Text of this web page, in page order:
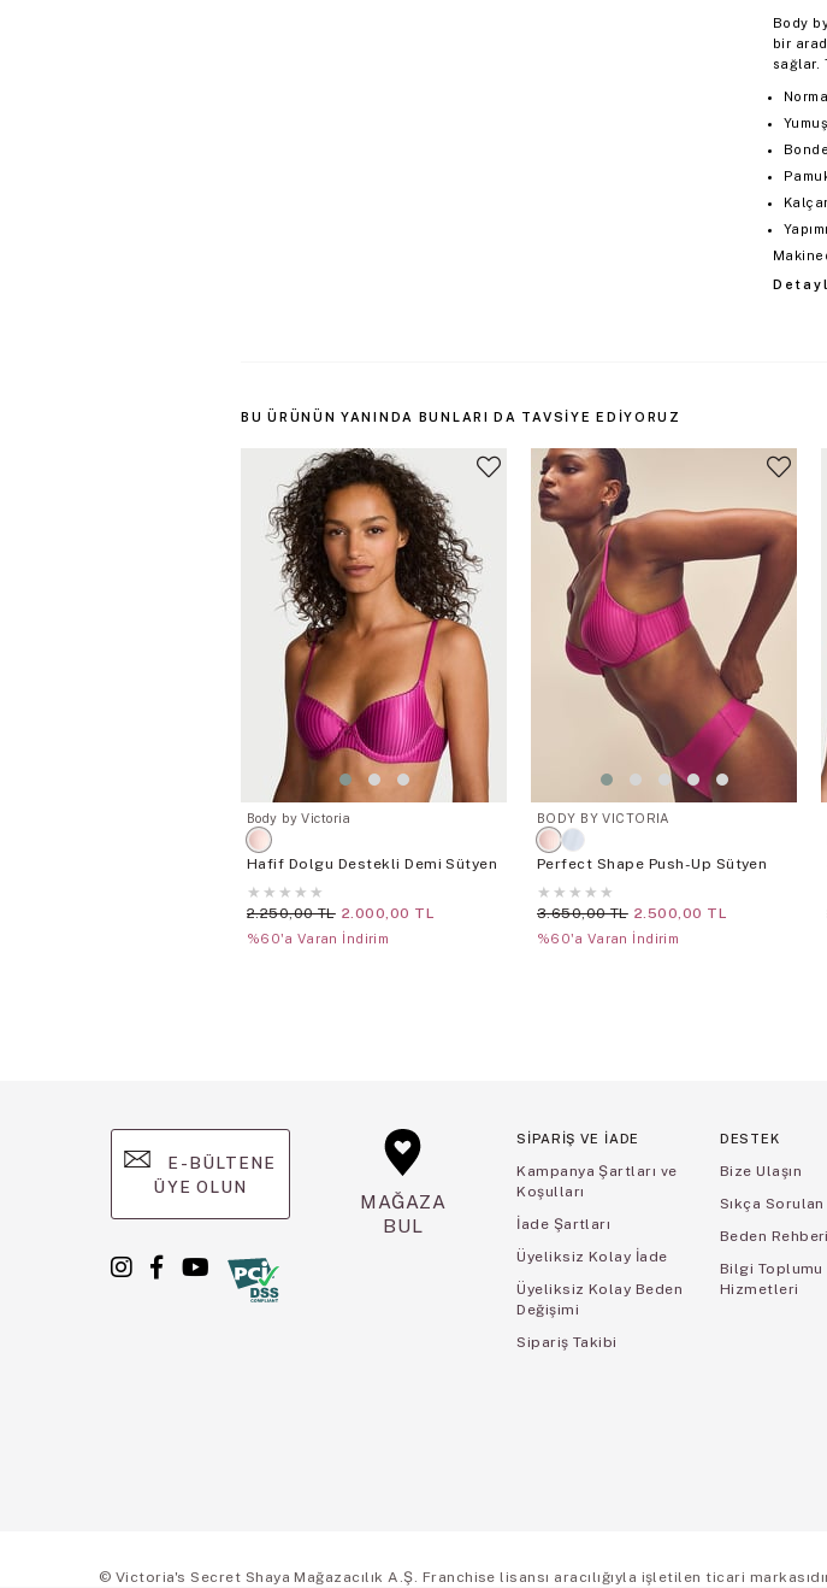
Body
bir
sağlar.
BU ÜRÜNÜN YANINDA BUNLARI DA TAVSIYE EDIYORUZ
Body by Victoria
Hafif Dolgu Destekli Demi Sütyen
★ ★ ★ ★ ★
2.250,00 TL 2.000,00 TL
%60'a Varan İndirim
BODY BY VICTORIA
Perfect Shape Push-Up Sütyen
★ ★ ★ ★ ★
3.650,00 TL 2.500,00 TL
%60'a Varan İndirim
E-BÜLTENE
ÜYE OLUN
MAĞAZA
BUL
SİPARİŞ VE İADE
Kampanya Şartları ve
Koşulları
İade Şartları
Üyeliksiz Kolay İade
Üyeliksiz Kolay Beden
Değişimi
Sipariş Takibi
DESTEK
Bize Ulaşın
Sıkça
Beden Rehberi
Bilgi Toplumu
Hizmetleri
© Victoria's Secret Shaya Mağazacılık A.Ş. Franchise lisansı aracılığıyla işletilen ticari